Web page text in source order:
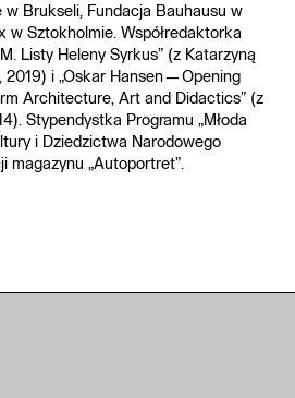
Brukseli, Fundacja Bauhausu w
w Sztokholmie. Współredaktorka
Listy Heleny Syrkus” (z Katarzyną
2019) i „Oskar Hansen—Opening
Architecture, Art and Didactics” (z
Stypendystka Programu „Młoda
i Dziedzictwa Narodowego
magazynu „Autoportret”.